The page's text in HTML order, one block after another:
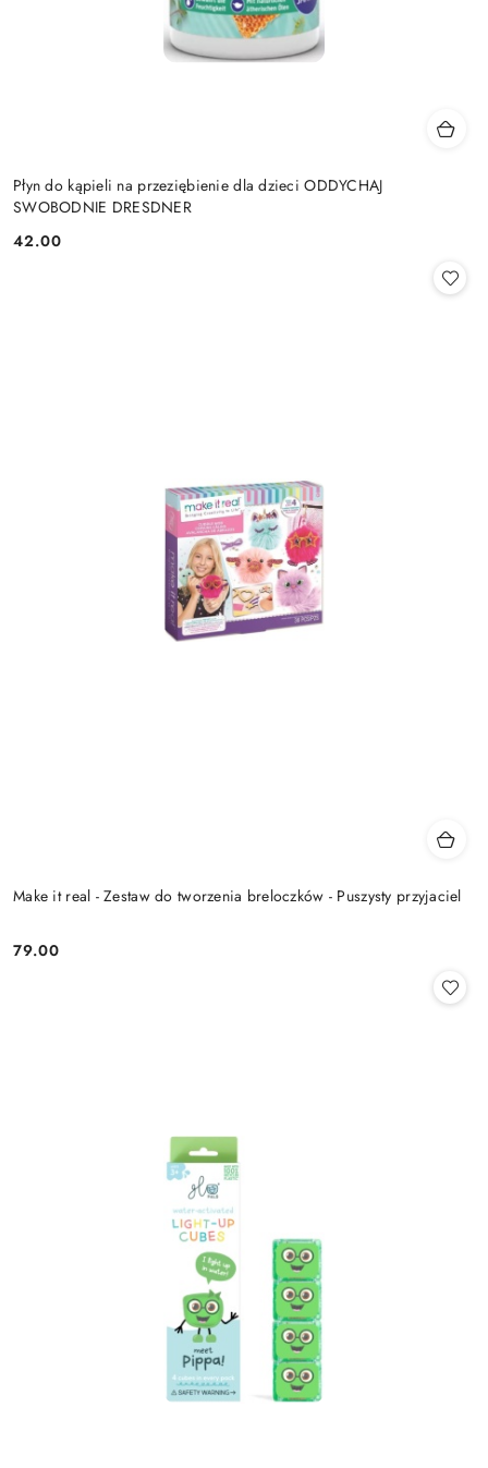
Płyn do kąpieli na przeziębienie dla dzieci ODDYCHAJ
SWOBODNIE DRESDNER
Cena:
42.00
Make it real - Zestaw do tworzenia breloczków - Puszysty przyjaciel
Cena:
79.00